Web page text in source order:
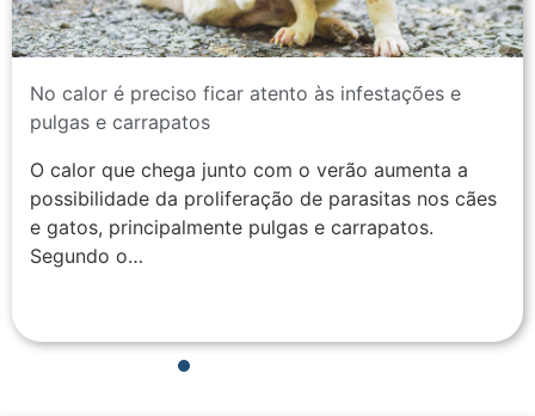
No calor é preciso ficar atento às infestações e
pulgas e carrapatos
O calor que chega junto com o verão aumenta a
possibilidade da proliferação de parasitas nos cães
e gatos, principalmente pulgas e carrapatos.
Segundo o…